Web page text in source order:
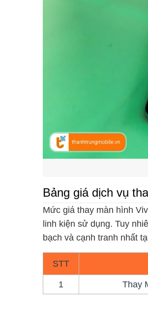
Bảng giá dịch vụ
Mức giá thay màn hình
linh kiện sử dụng. Tuy
bạch và cạnh tranh nhất
STT
1 Thay